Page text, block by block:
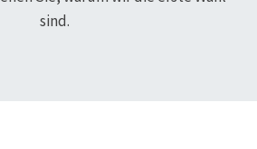
sind.